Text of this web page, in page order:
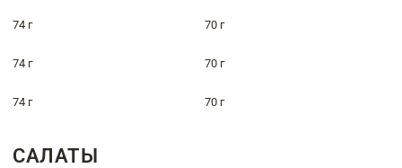
74 г 70 г
74 г 70 г
74 г 70 г
САЛАТЫ